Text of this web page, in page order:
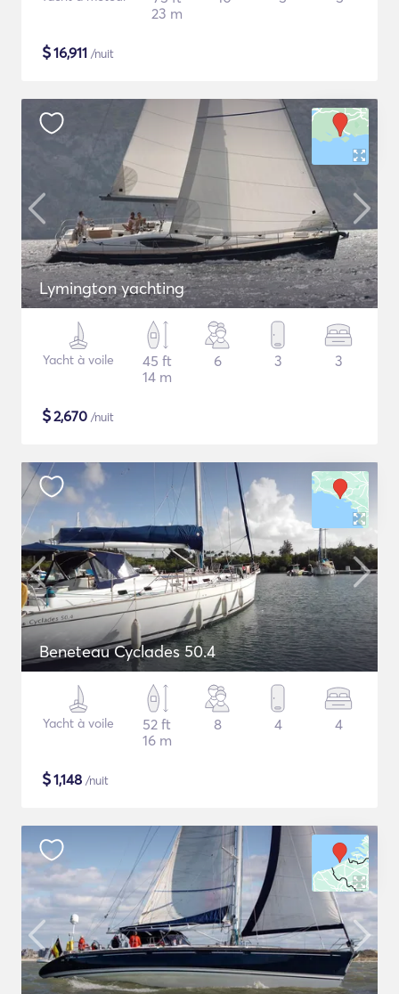
23 m
$16,911 /nuit
Lymington yachting
Yacht à voile
45 ft
14 m
6 3 3
$2,670 /nuit
Beneteau Cyclades 50.4
Yacht à voile
52 ft
16 m
8 4 4
$1,148 /nuit